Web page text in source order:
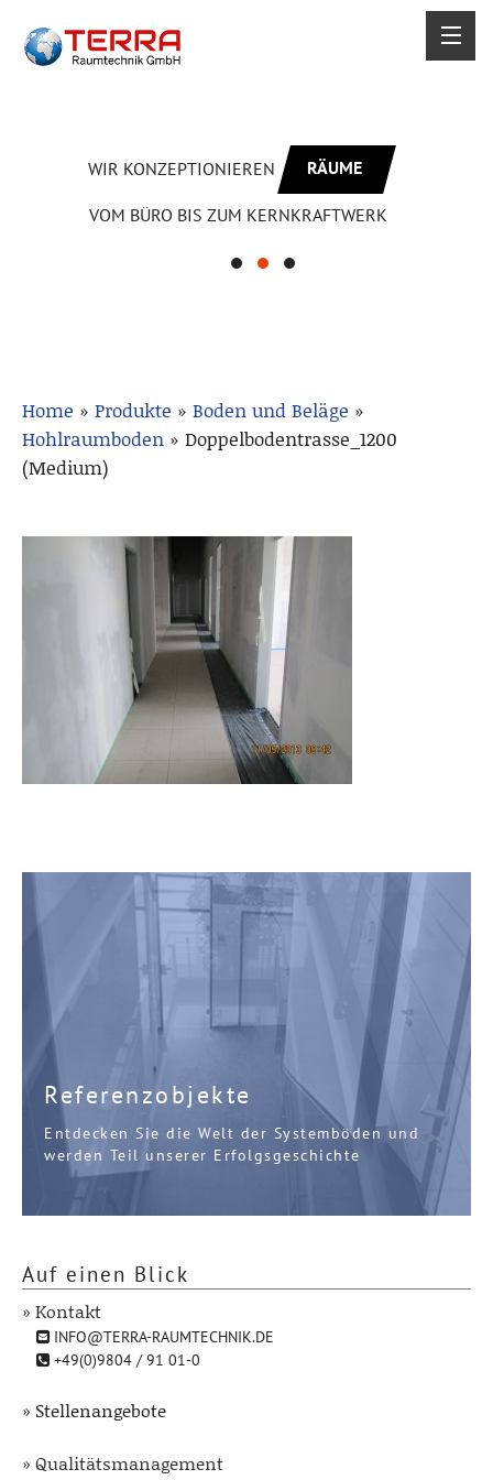
WIR KONZEPTIONIEREN RÄUME
VOM BÜRO BIS ZUM KERNKRAFTWERK
Home » Produkte » Boden und Beläge »
Hohlraumboden » Doppelbodentrasse_1200
(Medium)
Referenzobjekte
Entdecken Sie die Welt der Systemböden und
werden Teil unserer Erfolgsgeschichte
Auf einen Blick
» Kontakt
INFO@TERRA-RAUMTECHNIK.DE
+49(0)9804 / 91 01-0
» Stellenangebote
» Qualitätsmanagement